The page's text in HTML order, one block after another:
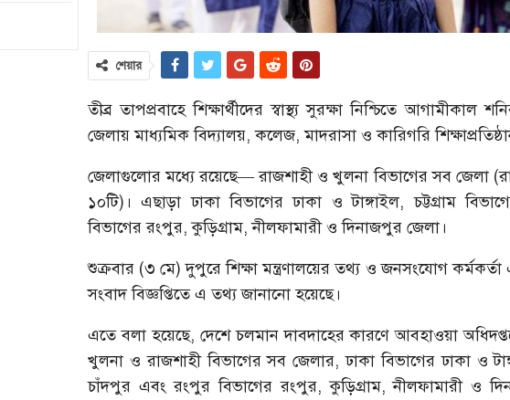
শেয়ার
তীব্র তাপপ্রবাহে শিক্ষার্থীদের স্বাস্থ্য সুরক্ষা নিশ্চিতে আগামীকাল
জেলায় মাধ্যমিক বিদ্যালয়, কলেজ, মাদরাসা ও কারিগরি
জেলাগুলোর মধ্যে রয়েছে— রাজশাহী ও খুলনা বিভাগের সব জেলা
১০টি)। এছাড়া ঢাকা বিভাগের ঢাকা ও টাঙ্গাইল, চট্টগ্রাম
বিভাগের রংপুর, কুড়িগ্রাম, নীলফামারী ও দিনাজপুর জেলা।
শুক্রবার (৩ মে) দুপুরে শিক্ষা মন্ত্রণালয়ের তথ্য ও জনসংযোগ
সংবাদ বিজ্ঞপ্তিতে এ তথ্য জানানো হয়েছে।
এতে বলা হয়েছে, দেশে চলমান দাবদাহের কারণে আবহাওয়া
খুলনা ও রাজশাহী বিভাগের সব জেলার, ঢাকা বিভাগের ঢাকা ও
চাঁদপুর এবং রংপুর বিভাগের রংপুর, কুড়িগ্রাম, নীলফামারী ও